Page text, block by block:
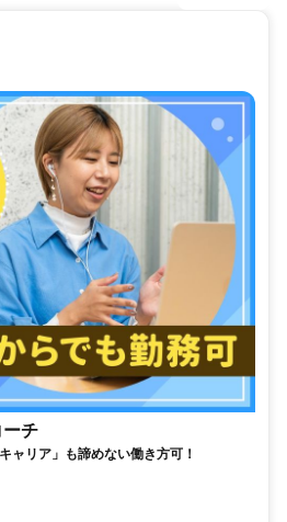
チ
ャリア」も諦めない働き方可！